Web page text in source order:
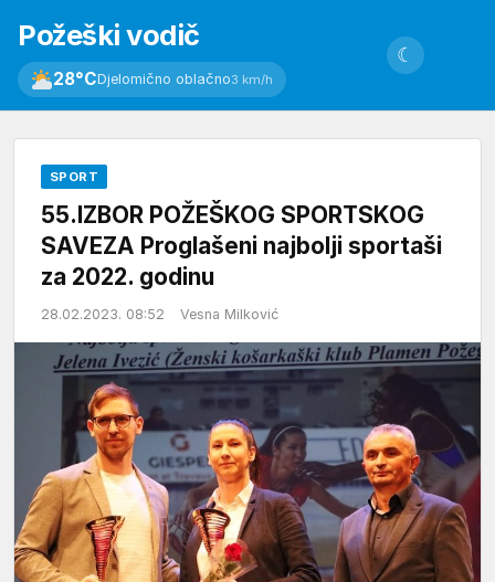
Požeški vodič
28°CDjelomično oblačno3 km/h
☾
SPORT
55.IZBOR POŽEŠKOG SPORTSKOG
SAVEZA Proglašeni najbolji sportaši
za 2022. godinu
28.02.2023. 08:52 Vesna Milković